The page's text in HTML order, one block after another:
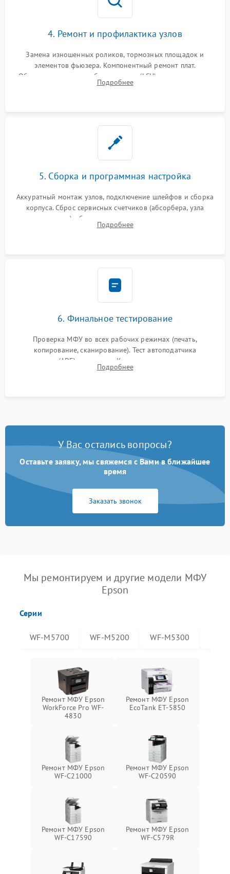
4. Ремонт и профилактика узлов
Замена изношенных роликов, тормозных площадок и
элементов фьюзера. Компонентный ремонт плат.
Обязательная очистка блока лазера (LSU), зеркал и тракта
печати от просыпанного тонера и бумажной пыли.
Подробнее
5. Сборка и программная настройка
Аккуратный монтаж узлов, подключение шлейфов и сборка
корпуса. Сброс сервисных счетчиков (абсорбера, узла
закрепления), обновление прошивки и программная
калибровка цветопередачи и позиционирования сканера.
Подробнее
6. Финальное тестирование
Проверка МФУ во всех рабочих режимах (печать,
копирование, сканирование). Тест автоподатчика
документов (ADF) и дуплекса. Контроль качества отпечатка
на отсутствие серого фона, полос и надежность запекания
Подробнее
У Вас остались вопросы?
Оставьте заявку, мы свяжемся с Вами в ближайшее
время
Заказать звонок
Мы ремонтируем и другие модели МФУ
Epson
Серии
WF-M5700 WF-M5200 WF-M5300
Ремонт МФУ Epson
WorkForce Pro WF-
4830
Ремонт МФУ Epson
EcoTank ET-5850
Ремонт МФУ Epson
WF-C21000
Ремонт МФУ Epson
WF-C20590
Ремонт МФУ Epson
WF-C17590
Ремонт МФУ Epson
WF-C579R